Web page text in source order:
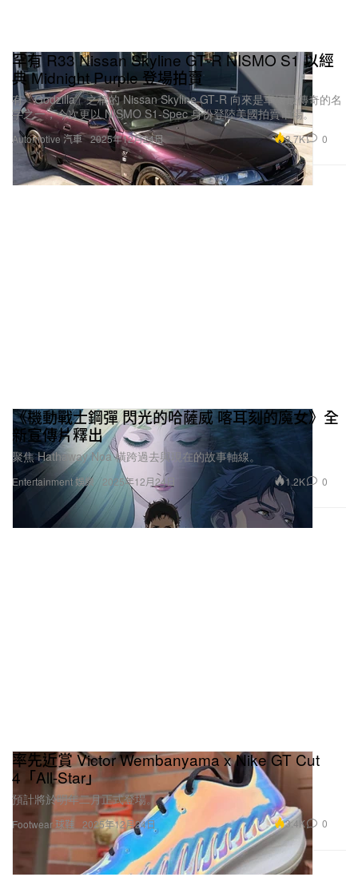
Automotive 汽車
罕有 R33 Nissan Skyline GT‑R NISMO S1 以經
典 Midnight Purple 登場拍賣
有「Godzilla」之稱的 Nissan Skyline GT‑R 向來是車壇最傳奇的名
字之一，今次更以 NISMO S1‑Spec 身份登陸美國拍賣市場。
2025年12月24日 3.7K 0
Entertainment 娛樂
《機動戰士鋼彈 閃光的哈薩威 喀耳刻的魔女》全
新宣傳片釋出
聚焦 Hathaway Noa 橫跨過去與現在的故事軸線。
2025年12月24日 1.2K 0
Footwear 球鞋
率先近賞 Victor Wembanyama x Nike GT Cut
4「All-Star」
預計將於明年二月正式登場。
2025年12月24日 3.4K 0